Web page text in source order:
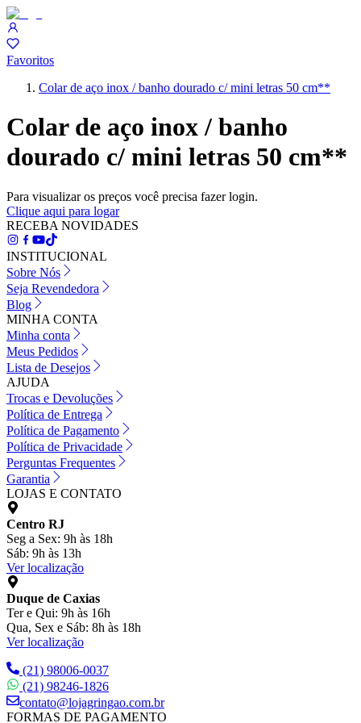
Favoritos
Colar de aço inox / banho dourado c/ mini letras 50 cm**
Colar de aço inox / banho
dourado c/ mini letras 50 cm**
Para visualizar os preços você precisa fazer login.
Clique aqui para logar
RECEBA NOVIDADES
INSTITUCIONAL
Sobre Nós
Seja Revendedora
Blog
MINHA CONTA
Minha conta
Meus Pedidos
Lista de Desejos
AJUDA
Trocas e Devoluções
Política de Entrega
Política de Pagamento
Política de Privacidade
Perguntas Frequentes
Garantia
LOJAS E CONTATO
Centro RJ
Seg a Sex: 9h às 18h
Sáb: 9h às 13h
Ver localização
Duque de Caxias
Ter e Qui: 9h às 16h
Qua, Sex e Sáb: 8h às 18h
Ver localização
(21) 98006-0037
(21) 98246-1826
contato@lojagringao.com.br
FORMAS DE PAGAMENTO